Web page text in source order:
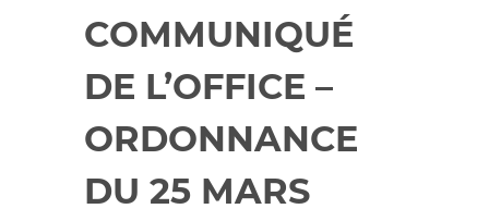
COMMUNIQUÉ
DE L’OFFICE –
ORDONNANCE
DU 25 MARS